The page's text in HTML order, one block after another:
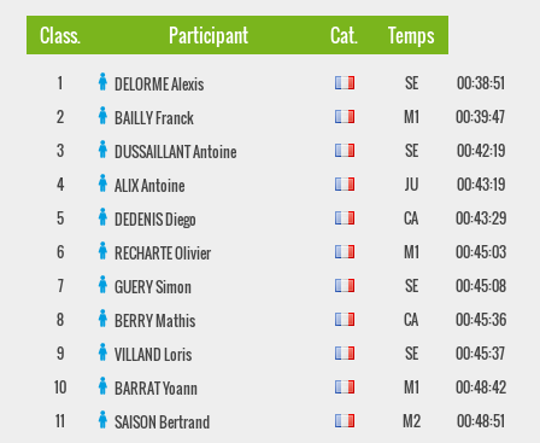
Class. Participant Cat. Temps
1 DELORMEAlexis SE
00:38:51
2
BAILLYFranck M1
00:39:47
3
DUSSAILLANTAntoine SE
00:42:19
4
ALIXAntoine JU
00:43:19
5
DEDENISDiego CA
00:43:29
6
RECHARTEOlivier M1
00:45:03
7
GUERYSimon SE
00:45:08
8
BERRYMathis CA
00:45:36
9
VILLANDLoris SE
00:45:37
10
BARRATYoann M1
00:48:42
11
SAISONBertrand M2
00:48:51